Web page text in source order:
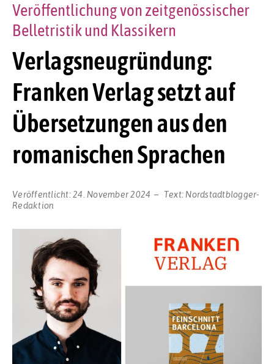
Verlagsneugründung:
Franken Verlag setzt auf
Übersetzungen aus den
romanischen Sprachen
Veröffentlichung von zeitgenössischer
Belletristik und Klassikern
Veröffentlicht:24. November 2024 Text: Nordstadtblogger-
Redaktion